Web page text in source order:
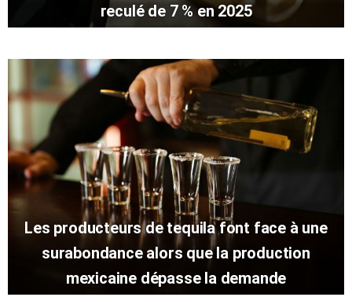
reculé de 7 % en 2025
Les producteurs de tequila font face à une
surabondance alors que la production
mexicaine dépasse la demande